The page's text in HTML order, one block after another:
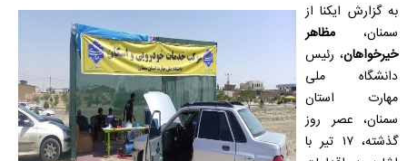
به گزارش ایکنا از
سمنان، مظاهر
خیرخواهان، رئیس
دانشگاه ملی
مهارت استان
سمنان، عصر روز
گذشته، ۱۷ تیر با